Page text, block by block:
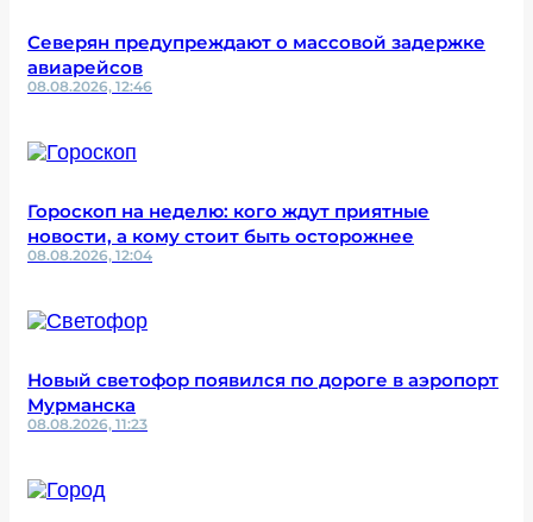
Северян предупреждают о массовой задержке
авиарейсов
08.08.2026, 12:46
Гороскоп на неделю: кого ждут приятные
новости, а кому стоит быть осторожнее
08.08.2026, 12:04
Новый светофор появился по дороге в аэропорт
Мурманска
08.08.2026, 11:23